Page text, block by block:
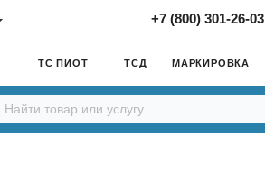
+7 (800) 301-26-03
ТС ПИОТ ТСД МАРКИРОВКА